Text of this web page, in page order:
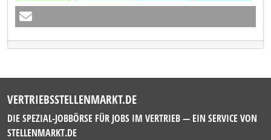
VERTRIEBSSTELLENMARKT.DE
DIE SPEZIAL-JOBBÖRSE FÜR JOBS IM VERTRIEB — EIN SERVICE VON
STELLENMARKT.DE